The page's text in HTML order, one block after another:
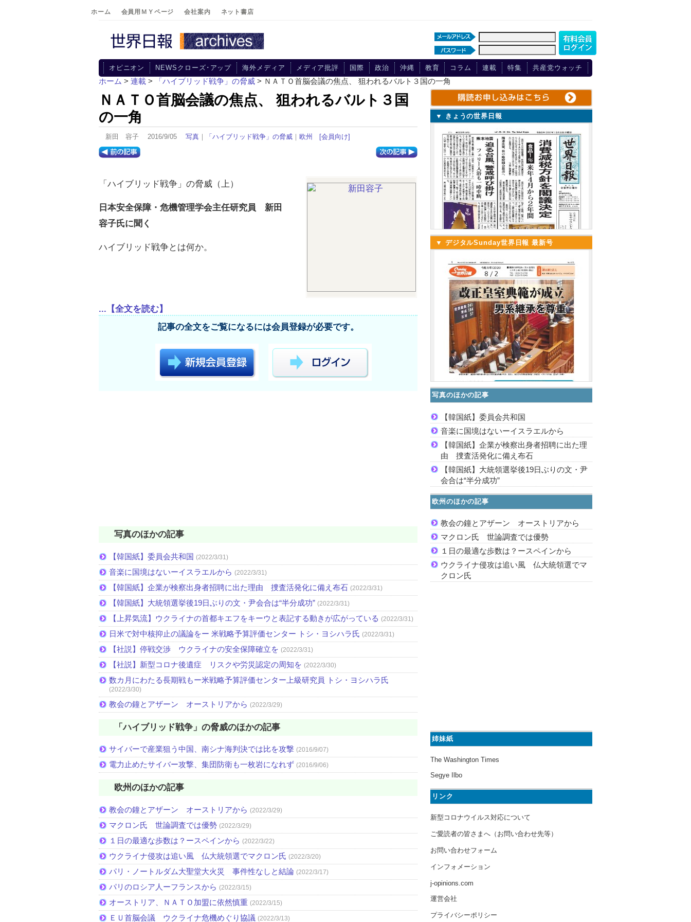
ホーム 会員用ＭＹページ 会社案内 ネット書店
オピニオン NEWSクローズ･アップ 海外メディア メディア批評 国際 政治 沖縄 教育 コラム 連載 特集 共産党ウォッチ
ホーム > 連載 > 「ハイブリッド戦争」の脅威 > ＮＡＴＯ首脳会議の焦点、 狙われるバルト３国の一角
ＮＡＴＯ首脳会議の焦点、 狙われるバルト３国
の一角
新田 容子 2016/9/05 写真 ｜ 「ハイブリッド戦争」の脅威 ｜ 欧州 [会員向け]
「ハイブリッド戦争」の脅威（上）
日本安全保障・危機管理学会主任研究員 新田
容子氏に聞く
ハイブリッド戦争とは何か。
...【全文を読む】
記事の全文をご覧になるには会員登録が必要です。
写真のほかの記事
【韓国紙】委員会共和国 (2022/3/31)
音楽に国境はないーイスラエルから (2022/3/31)
【韓国紙】企業が検察出身者招聘に出た理由 捜査活発化に備え布石 (2022/3/31)
【韓国紙】大統領選挙後19日ぶりの文・尹会合は“半分成功” (2022/3/31)
【上昇気流】ウクライナの首都キエフをキーウと表記する動きが広がっている (2022/3/31)
日米で対中核抑止の議論をー 米戦略予算評価センター トシ・ヨシハラ氏 (2022/3/31)
【社説】停戦交渉 ウクライナの安全保障確立を (2022/3/31)
【社説】新型コロナ後遺症 リスクや労災認定の周知を (2022/3/30)
数カ月にわたる長期戦もー米戦略予算評価センター上級研究員 トシ・ヨシハラ氏
(2022/3/30)
教会の鐘とアザーン オーストリアから (2022/3/29)
「ハイブリッド戦争」の脅威のほかの記事
サイバーで産業狙う中国、南シナ海判決では比を攻撃 (2016/9/07)
電力止めたサイバー攻撃、集団防衛も一枚岩になれず (2016/9/06)
欧州のほかの記事
教会の鐘とアザーン オーストリアから (2022/3/29)
マクロン氏 世論調査では優勢 (2022/3/29)
１日の最適な歩数は？ースペインから (2022/3/22)
ウクライナ侵攻は追い風 仏大統領選でマクロン氏 (2022/3/20)
パリ・ノートルダム大聖堂大火災 事件性なしと結論 (2022/3/17)
パリのロシア人ーフランスから (2022/3/15)
オーストリア、ＮＡＴＯ加盟に依然慎重 (2022/3/15)
ＥＵ首脳会議 ウクライナ危機めぐり協議 (2022/3/13)
▼ きょうの世界日報
▼ デジタルSunday世界日報 最新号
写真のほかの記事
【韓国紙】委員会共和国
音楽に国境はないーイスラエルから
【韓国紙】企業が検察出身者招聘に出た理
由 捜査活発化に備え布石
【韓国紙】大統領選挙後19日ぶりの文・尹
会合は“半分成功”
欧州のほかの記事
教会の鐘とアザーン オーストリアから
マクロン氏 世論調査では優勢
１日の最適な歩数は？ースペインから
ウクライナ侵攻は追い風 仏大統領選でマ
クロン氏
姉妹紙
The Washington Times
Segye Ilbo
リンク
新型コロナウイルス対応について
ご愛読者の皆さまへ（お問い合わせ先等）
お問い合わせフォーム
インフォメーション
j-opinions.com
運営会社
プライバシーポリシー